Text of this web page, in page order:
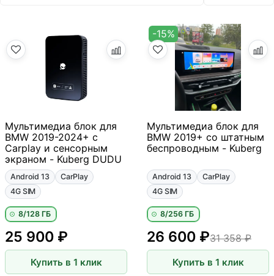
Мультимедиа блок для
BMW 2019-2024+ с
Carplay и сенсорным
экраном - Kuberg DUDU
Android 13
CarPlay
4G SIM
8/128 ГБ
25 900 ₽
Купить в 1 клик
-15%
Мультимедиа блок для
BMW 2019+ со штатным
беспроводным - Kuberg
Android 13
CarPlay
4G SIM
8/256 ГБ
31 358 ₽
26 600 ₽
Купить в 1 клик